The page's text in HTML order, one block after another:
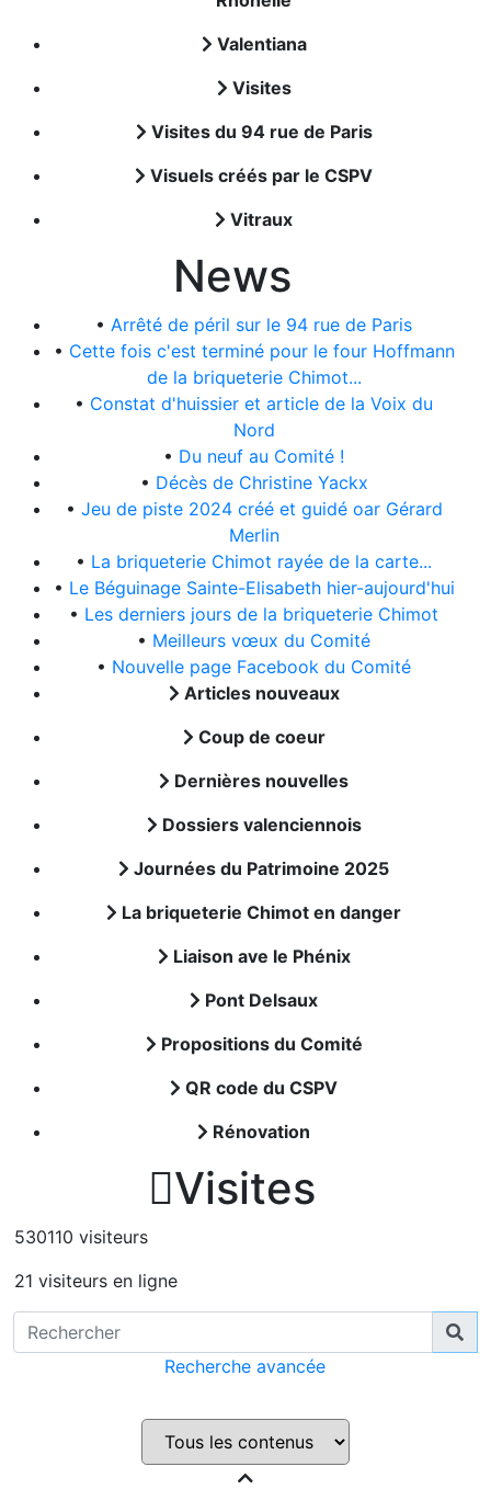
Valentiana
Visites
Visites du 94 rue de Paris
Visuels créés par le CSPV
Vitraux
News
•Arrêté de péril sur le 94 rue de Paris
• Cette fois c'est terminé pour le four Hoffmann
de la briqueterie Chimot...
• Constat d'huissier et article de la Voix du
Nord
• Du neuf au Comité !
• Décès de Christine Yackx
• Jeu de piste 2024 créé et guidé oar Gérard
Merlin
• La briqueterie Chimot rayée de la carte...
• Le Béguinage Sainte-Elisabeth hier-aujourd'hui
• Les derniers jours de la briqueterie Chimot
• Meilleurs vœux du Comité
• Nouvelle page Facebook du Comité
Articles nouveaux
Coup de coeur
Dernières nouvelles
Dossiers valenciennois
Journées du Patrimoine 2025
La briqueterie Chimot en danger
Liaison ave le Phénix
Pont Delsaux
Propositions du Comité
QR code du CSPV
Rénovation
Visites
530110 visiteurs
21 visiteurs en ligne
Recherche avancée